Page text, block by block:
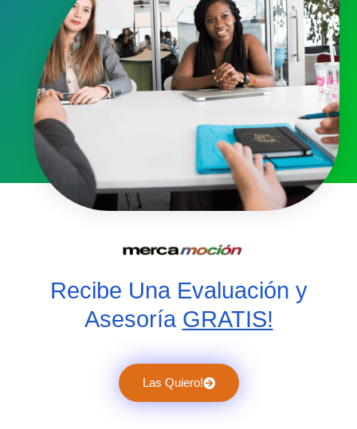
Recibe Una Evaluación y
Asesoría GRATIS!
Las Quiero!